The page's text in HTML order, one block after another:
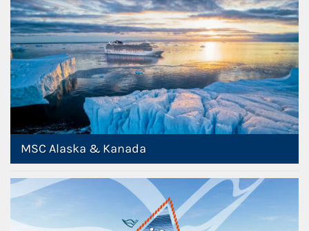
Cunard Line
Hurtigruten
Norwegian Cruise Line
Royal Caribbean International
PLANTOURS Kreuzfahrten
Alle Reedereien
MSC Alaska & Kanada